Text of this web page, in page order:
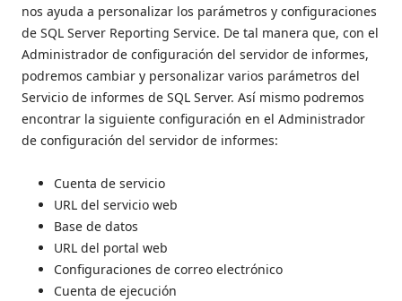
nos ayuda a personalizar los parámetros y configuraciones
de SQL Server Reporting Service. De tal manera que, con el
Administrador de configuración del servidor de informes,
podremos cambiar y personalizar varios parámetros del
Servicio de informes de SQL Server. Así mismo podremos
encontrar la siguiente configuración en el Administrador
de configuración del servidor de informes:
Cuenta de servicio
URL del servicio web
Base de datos
URL del portal web
Configuraciones de correo electrónico
Cuenta de ejecución